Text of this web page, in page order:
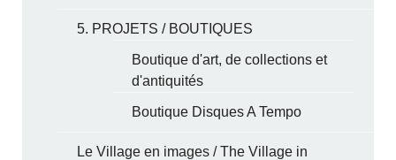
5. PROJETS / BOUTIQUES
Boutique d'art, de collections et
d'antiquités
Boutique Disques A Tempo
Le Village en images / The Village in